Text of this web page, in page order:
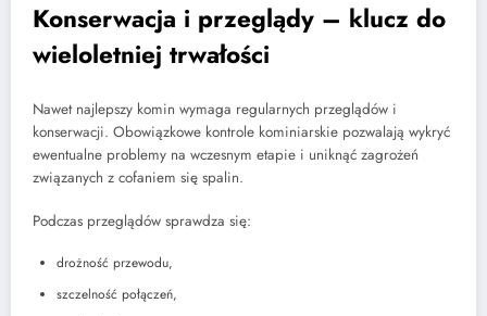
Konserwacja i przeglądy – klucz do
wieloletniej trwałości
Nawet najlepszy komin wymaga regularnych przeglądów i
konserwacji. Obowiązkowe kontrole kominiarskie pozwalają wykryć
ewentualne problemy na wczesnym etapie i uniknąć zagrożeń
związanych z cofaniem się spalin.
Podczas przeglądów sprawdza się:
drożność przewodu,
szczelność połączeń,